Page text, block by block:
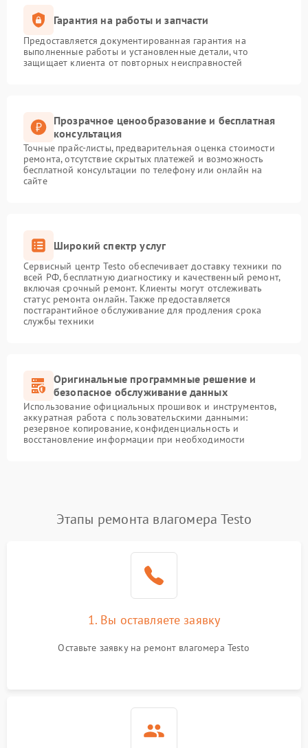
Гарантия на работы и запчасти
Предоставляется документированная гарантия на
выполненные работы и установленные детали, что
защищает клиента от повторных неисправностей
Прозрачное ценообразование и бесплатная
консультация
Точные прайс-листы, предварительная оценка стоимости
ремонта, отсутствие скрытых платежей и возможность
бесплатной консультации по телефону или онлайн на
сайте
Широкий спектр услуг
Сервисный центр Testo обеспечивает доставку техники по
всей РФ, бесплатную диагностику и качественный ремонт,
включая срочный ремонт. Клиенты могут отслеживать
статус ремонта онлайн. Также предоставляется
постгарантийное обслуживание для продления срока
службы техники
Оригинальные программные решение и
безопасное обслуживание данных
Использование официальных прошивок и инструментов,
аккуратная работа с пользовательскими данными:
резервное копирование, конфиденциальность и
восстановление информации при необходимости
Этапы ремонта влагомера Testo
1. Вы оставляете заявку
Оставьте заявку на ремонт влагомера Testo